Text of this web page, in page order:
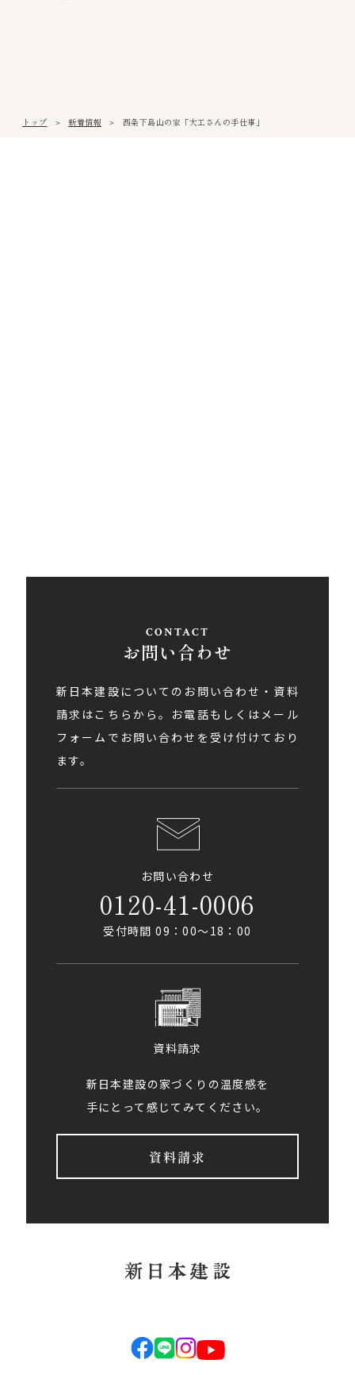
トップ 新着情報 西条下島山の家「大工さんの手仕事」
お問い合わせ
新日本建設についてのお問い合わせ・資料
請求はこちらから。お電話もしくはメール
フォームでお問い合わせを受け付けており
ます。
お問い合わせ
0120-41-0006
受付時間 09：00〜18：00
資料請求
新日本建設の家づくりの温度感を
手にとって感じてみてください。
資料請求